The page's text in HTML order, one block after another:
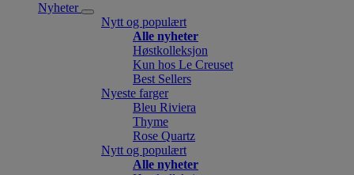
Nyheter
Nytt og populært
Alle nyheter
Høstkolleksjon
Kun hos Le Creuset
Best Sellers
Nyeste farger
Bleu Riviera
Thyme
Rose Quartz
Nytt og populært
Alle nyheter